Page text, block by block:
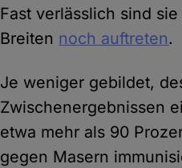
Fast verlässlich sind
Breiten noch auftreten.
Je weniger gebildet,
Zwischenergebnissen
etwa mehr als 90
gegen Masern